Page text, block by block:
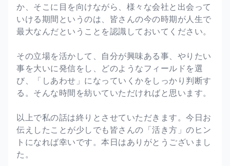
か、そこに目を向けながら、様々な会社と出会って
いける期間というのは、皆さんの今の時期が人生で
最大なんだということを認識しておいてください。
その立場を活かして、自分が興味ある事、やりたい
事を大いに発信をし、どのようなフィールドを選
び、「しあわせ」になっていくかをしっかり判断す
る。そんな時間を紡いていただければと思います。
以上で私の話は終りとさせていただきます。今日お
伝えしたことが少しでも皆さんの「活き方」のヒン
トになれば幸いです。本日はありがとうございまし
た。